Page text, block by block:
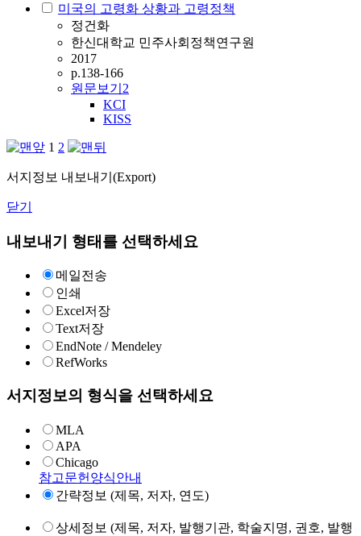
미국의 고령화 상황과 고령정책
정건화
한신대학교 민주사회정책연구원
2017
p.138-166
원문보기 2
KCI
KISS
1 2
서지정보 내보내기(Export)
닫기
내보내기 형태를 선택하세요
메일전송
인쇄
Excel저장
Text저장
EndNote / Mendeley
RefWorks
서지정보의 형식을 선택하세요
MLA
APA
Chicago
참고문헌양식안내
간략정보 (제목, 저자, 연도)
상세정보 (제목, 저자, 발행기관, 학술지명, 권호, 발행